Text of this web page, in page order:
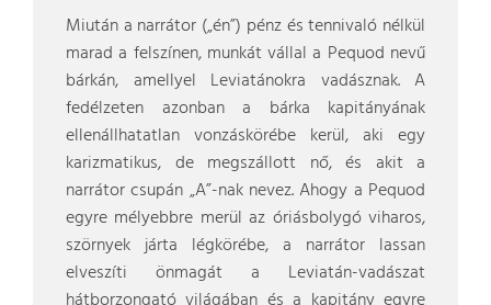
Miután a narrátor („én”) pénz és tennivaló nélkül
marad a felszínen, munkát vállal a Pequod nevű
bárkán, amellyel Leviatánokra vadásznak. A
fedélzeten azonban a bárka kapitányának
ellenállhatatlan vonzáskörébe kerül, aki egy
karizmatikus, de megszállott nő, és akit a
narrátor csupán „A”-nak nevez. Ahogy a Pequod
egyre mélyebbre merül az óriásbolygó viharos,
szörnyek járta légkörébe, a narrátor lassan
elveszíti önmagát a Leviatán-vadászat